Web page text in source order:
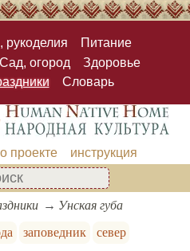
Питание
Сад, огород
Здоровье
Словарь
о проекте инструкция
Унская губа
заповедник
север